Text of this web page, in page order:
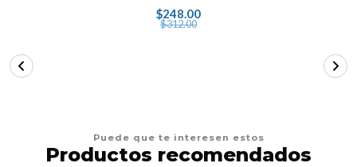
$248.00
$312.00
Puede que te interesen estos
Productos recomendados